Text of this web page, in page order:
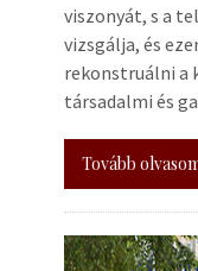
viszonyát, s a
vizsgálja, és
rekonstruálni a
társadalmi és
Tovább